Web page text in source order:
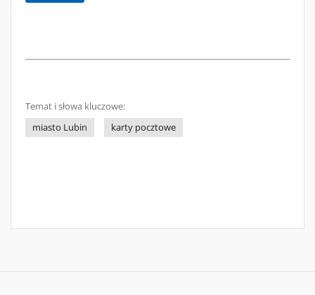
Temat i słowa kluczowe:
miasto Lubin
karty pocztowe